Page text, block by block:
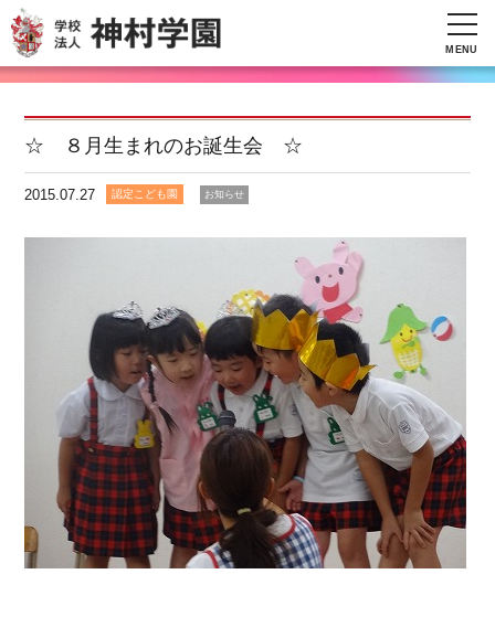
MENU
☆ ８月生まれのお誕生会 ☆
2015.07.27 認定こども園 お知らせ